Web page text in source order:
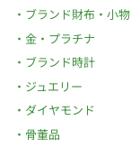
ブランド財布・小物
金・プラチナ
ブランド時計
ジュエリー
ダイヤモンド
骨董品